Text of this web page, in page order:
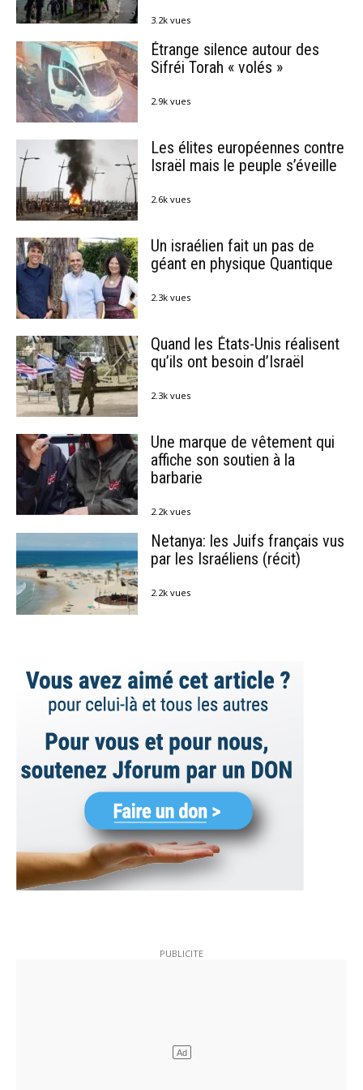
3.2k vues
Étrange silence autour des
Sifréi Torah « volés »
2.9k vues
Les élites européennes contre
Israël mais le peuple s’éveille
2.6k vues
Un israélien fait un pas de
géant en physique Quantique
2.3k vues
Quand les États-Unis réalisent
qu’ils ont besoin d’Israël
2.3k vues
Une marque de vêtement qui
affiche son soutien à la
barbarie
2.2k vues
Netanya: les Juifs français vus
par les Israéliens (récit)
2.2k vues